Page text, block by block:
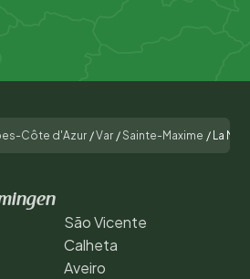
Côte d'Azur /Var /Sainte-Maxime / La
São Vicente
Calheta
Aveiro